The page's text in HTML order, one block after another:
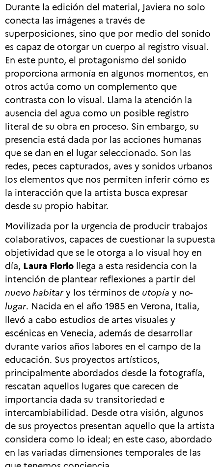
Durante la edición del material, Javiera no solo
conecta las imágenes a través de
superposiciones, sino que por medio del sonido
es capaz de otorgar un cuerpo al registro visual.
En este punto, el protagonismo del sonido
proporciona armonía en algunos momentos, en
otros actúa como un complemento que
contrasta con lo visual. Llama la atención la
ausencia del agua como un posible registro
literal de su obra en proceso. Sin embargo, su
presencia está dada por las acciones humanas
que se dan en el lugar seleccionado. Son las
redes, peces capturados, aves y sonidos urbanos
los elementos que nos permiten inferir cómo es
la interacción que la artista busca expresar
desde su propio habitar.
Movilizada por la urgencia de producir trabajos
colaborativos, capaces de cuestionar la supuesta
objetividad que se le otorga a lo visual hoy en
día, Laura Fiorio llega a esta residencia con la
intención de plantear reflexiones a partir del
nuevo habitary los términos de utopía y no-
lugar. Nacida en el año 1985 en Verona, Italia,
llevó a cabo estudios de artes visuales y
escénicas en Venecia, además de desarrollar
durante varios años labores en el campo de la
educación. Sus proyectos artísticos,
principalmente abordados desde la fotografía,
rescatan aquellos lugares que carecen de
importancia dada su transitoriedad e
intercambiabilidad. Desde otra visión, algunos
de sus proyectos presentan aquello que la artista
considera como lo ideal; en este caso, abordado
en las variadas dimensiones temporales de las